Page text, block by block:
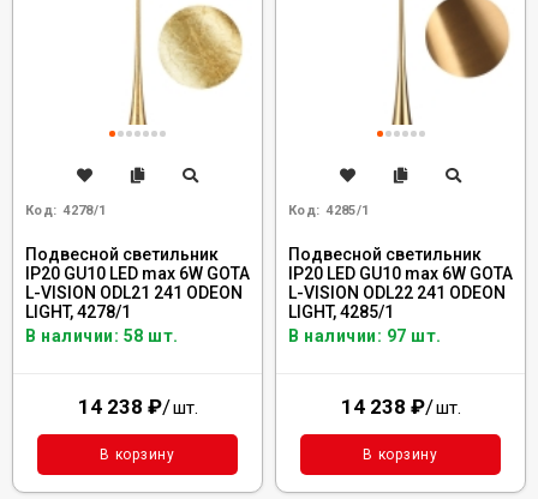
Код: 4278/1
Подвесной светильник
IP20 GU10 LED max 6W GOTA
L-VISION ODL21 241 ODEON
LIGHT, 4278/1
В наличии: 58 шт.
14 238 ₽/шт.
В корзину
Код: 4285/1
Подвесной светильник
IP20 LED GU10 max 6W GOTA
L-VISION ODL22 241 ODEON
LIGHT, 4285/1
В наличии: 97 шт.
14 238 ₽/шт.
В корзину